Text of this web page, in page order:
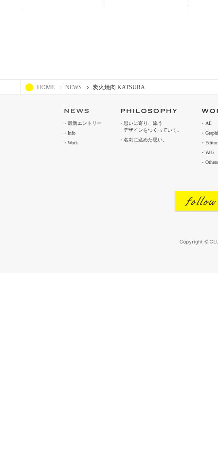
HOME NEWS 炭火焼肉 KATSURA
最新エントリー
Info
Work
思いに寄り、添う
デザインをつくっていく。
名刺に込めた思い。
All
Web
Others